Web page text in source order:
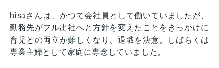
hisaさんは、かつて会社員として働いていましたが、
勤務先がフル出社へと方針を変えたことをきっかけに
育児との両立が難しくなり、退職を決意。しばらくは
専業主婦として家庭に専念していました。